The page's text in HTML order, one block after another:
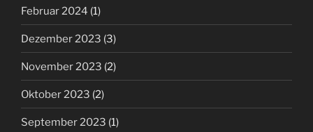
Februar 2024 (1)
Dezember 2023 (3)
November 2023 (2)
Oktober 2023 (2)
September 2023 (1)